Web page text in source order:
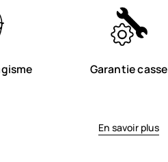
Garantie casse
En savoir plus